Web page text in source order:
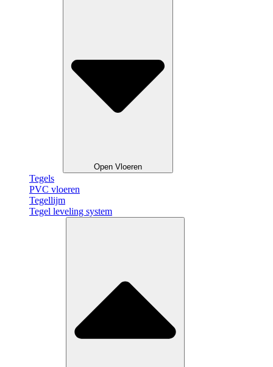
Open Vloeren
Tegels
PVC vloeren
Tegellijm
Tegel leveling system